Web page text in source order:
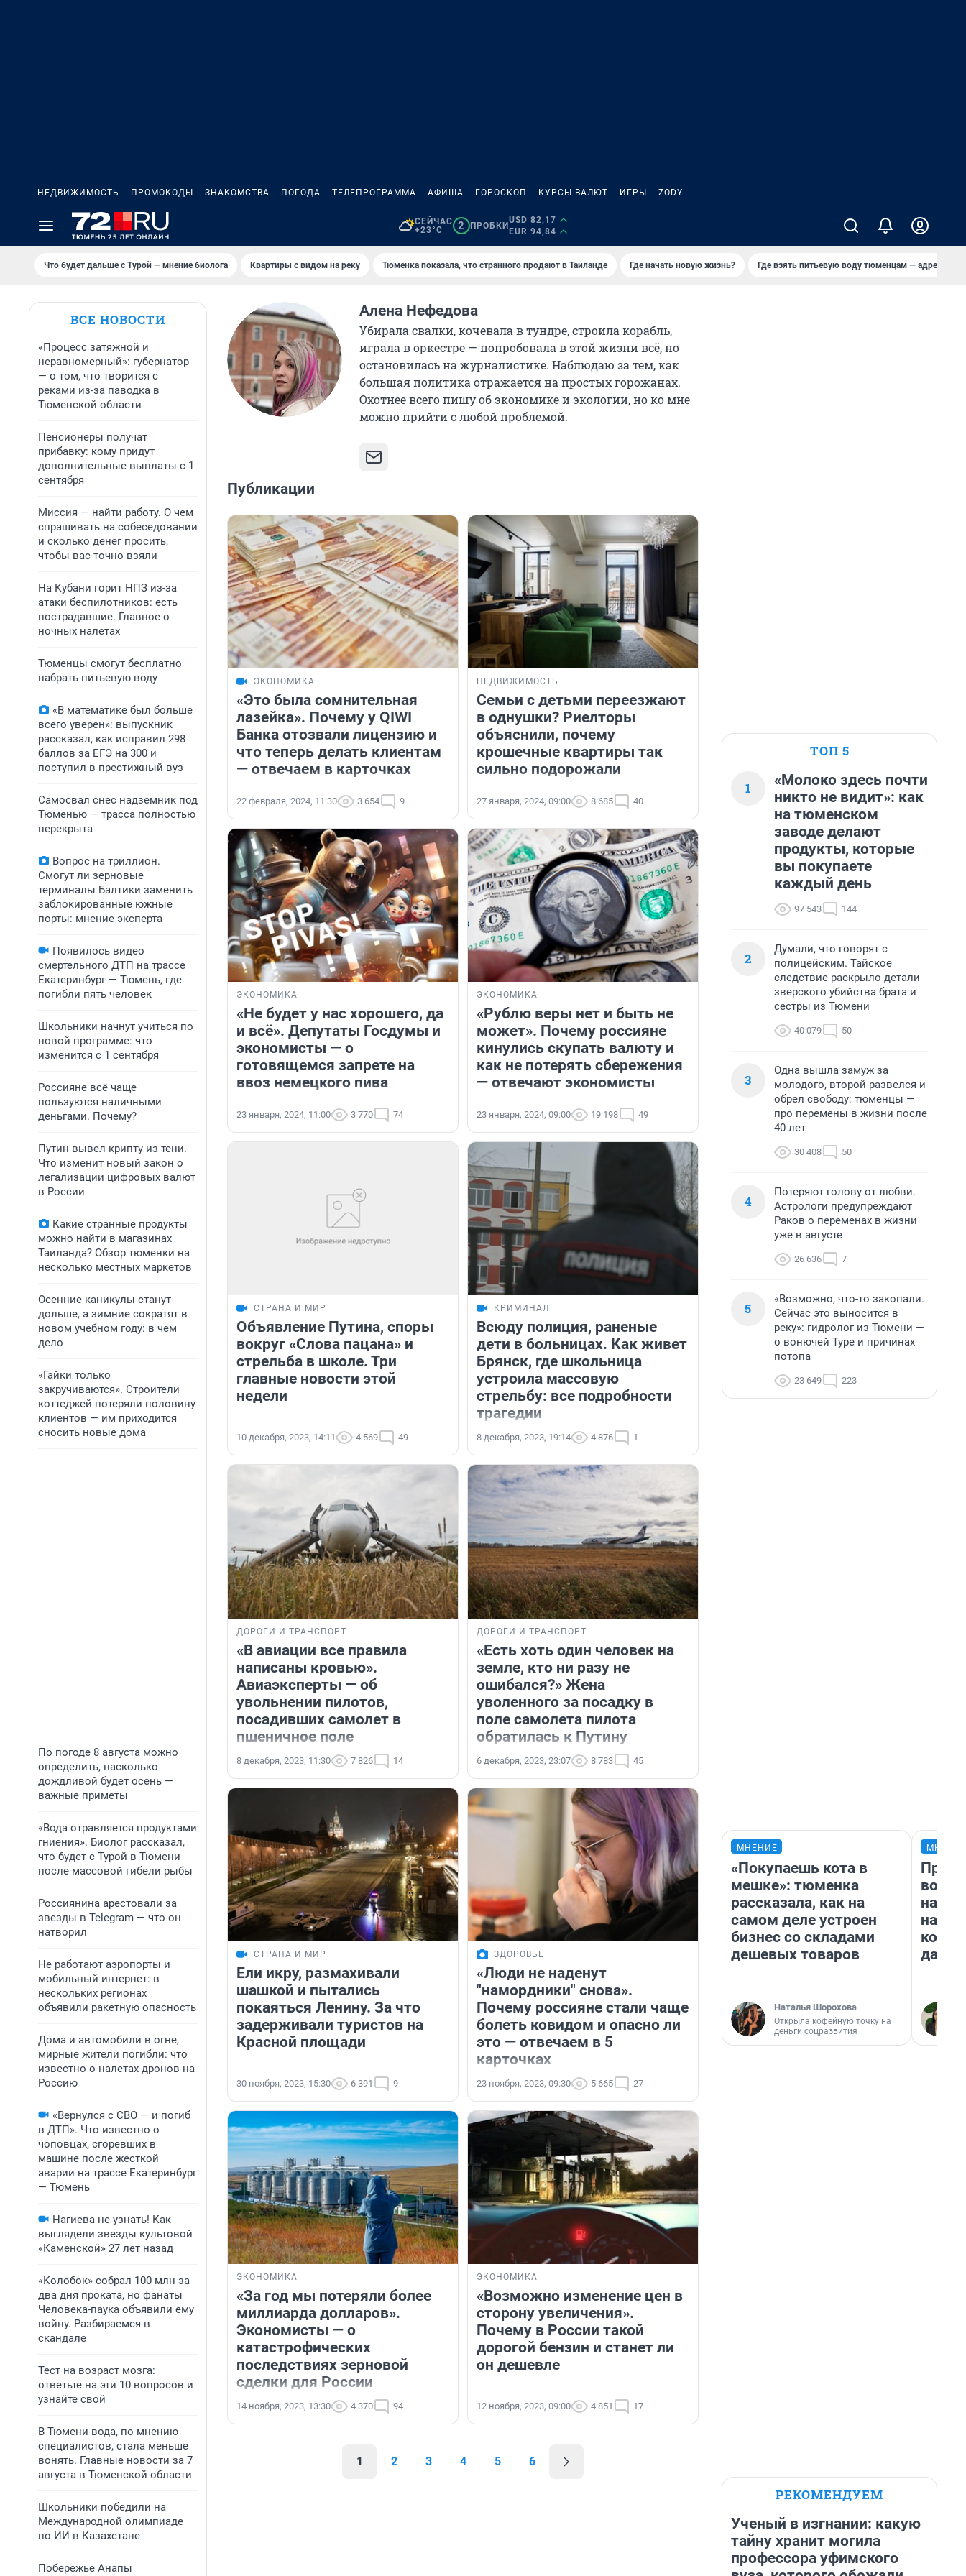
НЕДВИЖИМОСТЬ ПРОМОКОДЫ ЗНАКОМСТВА ПОГОДА ТЕЛЕПРОГРАММА АФИША ГОРОСКОП КУРСЫ ВАЛЮТ ИГРЫ ZODY
СЕЙЧАС
+23°C
2 ПРОБКИ
USD 82,17
EUR 94,84
Что будет дальше с Турой — мнение биолога Квартиры с видом на реку Тюменка показала, что странного продают в Таиланде Где начать новую жизнь? Где взять питьевую воду тюменцам — адреса
ВСЕ НОВОСТИ
«Процесс затяжной и
неравномерный»: губернатор
— о том, что творится с
реками из-за паводка в
Тюменской области
Пенсионеры получат
прибавку: кому придут
дополнительные выплаты с 1
сентября
Миссия — найти работу. О чем
спрашивать на собеседовании
и сколько денег просить,
чтобы вас точно взяли
На Кубани горит НПЗ из-за
атаки беспилотников: есть
пострадавшие. Главное о
ночных налетах
Тюменцы смогут бесплатно
набрать питьевую воду
«В математике был больше
всего уверен»: выпускник
рассказал, как исправил 298
баллов за ЕГЭ на 300 и
поступил в престижный вуз
Самосвал снес надземник под
Тюменью — трасса полностью
перекрыта
Вопрос на триллион.
Смогут ли зерновые
терминалы Балтики заменить
заблокированные южные
порты: мнение эксперта
Появилось видео
смертельного ДТП на трассе
Екатеринбург — Тюмень, где
погибли пять человек
Школьники начнут учиться по
новой программе: что
изменится с 1 сентября
Россияне всё чаще
пользуются наличными
деньгами. Почему?
Путин вывел крипту из тени.
Что изменит новый закон о
легализации цифровых валют
в России
Какие странные продукты
можно найти в магазинах
Таиланда? Обзор тюменки на
несколько местных маркетов
Осенние каникулы станут
дольше, а зимние сократят в
новом учебном году: в чём
дело
«Гайки только
закручиваются». Строители
коттеджей потеряли половину
клиентов — им приходится
сносить новые дома
По погоде 8 августа можно
определить, насколько
дождливой будет осень —
важные приметы
«Вода отравляется продуктами
гниения». Биолог рассказал,
что будет с Турой в Тюмени
после массовой гибели рыбы
Россиянина арестовали за
звезды в Telegram — что он
натворил
Не работают аэропорты и
мобильный интернет: в
нескольких регионах
объявили ракетную опасность
Дома и автомобили в огне,
мирные жители погибли: что
известно о налетах дронов на
Россию
«Вернулся с СВО — и погиб
в ДТП». Что известно о
чоповцах, сгоревших в
машине после жесткой
аварии на трассе Екатеринбург
— Тюмень
Нагиева не узнать! Как
выглядели звезды культовой
«Каменской» 27 лет назад
«Колобок» собрал 100 млн за
два дня проката, но фанаты
Человека-паука объявили ему
войну. Разбираемся в
скандале
Тест на возраст мозга:
ответьте на эти 10 вопросов и
узнайте свой
В Тюмени вода, по мнению
специалистов, стала меньше
вонять. Главные новости за 7
августа в Тюменской области
Школьники победили на
Международной олимпиаде
по ИИ в Казахстане
Побережье Анапы
Алена Нефедова
Убирала свалки, кочевала в тундре, строила корабль,
играла в оркестре — попробовала в этой жизни всё, но
остановилась на журналистике. Наблюдаю за тем, как
большая политика отражается на простых горожанах.
Охотнее всего пишу об экономике и экологии, но ко мне
можно прийти с любой проблемой.
Публикации
ЭКОНОМИКА
«Это была сомнительная
лазейка». Почему у QIWI
Банка отозвали лицензию и
что теперь делать клиентам
— отвечаем в карточках
22 февраля, 2024, 11:30 3 654 9
НЕДВИЖИМОСТЬ
Семьи с детьми переезжают
в однушки? Риeлторы
объяснили, почему
крошечные квартиры так
сильно подорожали
27 января, 2024, 09:00 8 685 40
ЭКОНОМИКА
«Не будет у нас хорошего, да
и всё». Депутаты Госдумы и
экономисты — о
готовящемся запрете на
ввоз немецкого пива
23 января, 2024, 11:00 3 770 74
ЭКОНОМИКА
«Рублю веры нет и быть не
может». Почему россияне
кинулись скупать валюту и
как не потерять сбережения
— отвечают экономисты
23 января, 2024, 09:00 19 198 49
СТРАНА И МИР
Объявление Путина, споры
вокруг «Слова пацана» и
стрельба в школе. Три
главные новости этой
недели
10 декабря, 2023, 14:11 4 569 49
КРИМИНАЛ
Всюду полиция, раненые
дети в больницах. Как живет
Брянск, где школьница
устроила массовую
стрельбу: все подробности
трагедии
8 декабря, 2023, 19:14 4 876 1
ДОРОГИ И ТРАНСПОРТ
«В авиации все правила
написаны кровью».
Авиаэксперты — об
увольнении пилотов,
посадивших самолет в
пшеничное поле
8 декабря, 2023, 11:30 7 826 14
ДОРОГИ И ТРАНСПОРТ
«Есть хоть один человек на
земле, кто ни разу не
ошибался?» Жена
уволенного за посадку в
поле самолета пилота
обратилась к Путину
6 декабря, 2023, 23:07 8 783 45
СТРАНА И МИР
Ели икру, размахивали
шашкой и пытались
покаяться Ленину. За что
задерживали туристов на
Красной площади
30 ноября, 2023, 15:30 6 391 9
ЗДОРОВЬЕ
«Люди не наденут
"намордники" снова».
Почему россияне стали чаще
болеть ковидом и опасно ли
это — отвечаем в 5
карточках
23 ноября, 2023, 09:30 5 665 27
ЭКОНОМИКА
«За год мы потеряли более
миллиарда долларов».
Экономисты — о
катастрофических
последствиях зерновой
сделки для России
14 ноября, 2023, 13:30 4 370 94
ЭКОНОМИКА
«Возможно изменение цен в
сторону увеличения».
Почему в России такой
дорогой бензин и станет ли
он дешевле
12 ноября, 2023, 09:00 4 851 17
1 2 3 4 5 6
ТОП 5
1
«Молоко здесь почти
никто не видит»: как
на тюменском
заводе делают
продукты, которые
вы покупаете
каждый день
97 543 144
2
Думали, что говорят с
полицейским. Тайское
следствие раскрыло детали
зверского убийства брата и
сестры из Тюмени
40 079 50
3
Одна вышла замуж за
молодого, второй развелся и
обрел свободу: тюменцы —
про перемены в жизни после
40 лет
30 408 50
4
Потеряют голову от любви.
Астрологи предупреждают
Раков о переменах в жизни
уже в августе
26 636 7
5
«Возможно, что-то закопали.
Сейчас это выносится в
реку»: гидролог из Тюмени —
о вонючей Туре и причинах
потопа
23 649 223
МНЕНИЕ
«Покупаешь кота в
мешке»: тюменка
рассказала, как на
самом деле устроен
бизнес со складами
дешевых товаров
Наталья Шорохова
Открыла кофейную точку на
деньги соцразвития
нам
даже
РЕКОМЕНДУЕМ
Ученый в изгнании: какую
тайну хранит могила
профессора уфимского